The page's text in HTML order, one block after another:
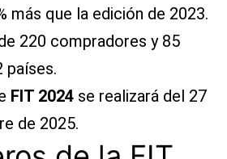
más que la edición de 2023.
220 compradores y 85
países.
FIT 2024 se realizará del 27
de 2025.